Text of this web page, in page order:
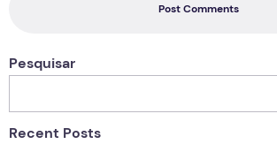
Post Comments
Pesquisar
Recent Posts